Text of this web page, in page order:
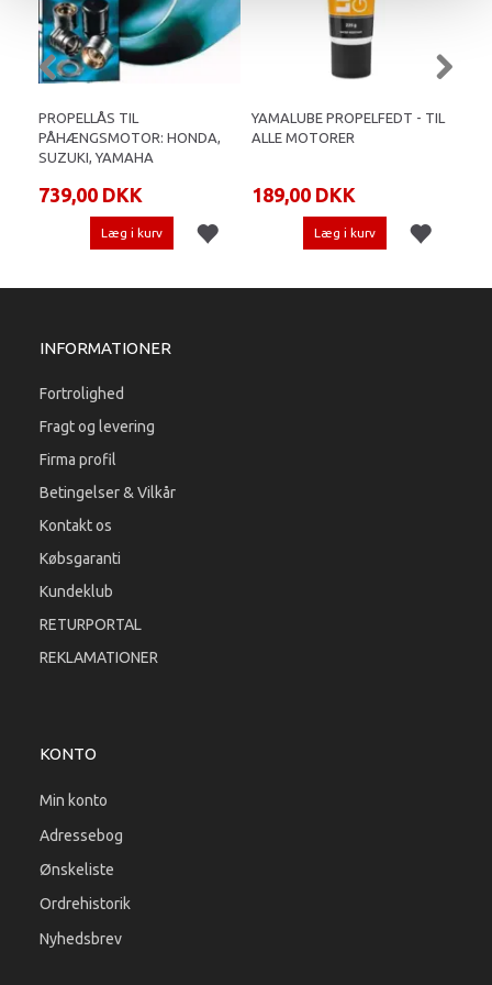
PROPELLÅS TIL
PÅHÆNGSMOTOR: HONDA,
SUZUKI, YAMAHA
739,00 DKK
Læg i kurv
YAMALUBE PROPELFEDT - TIL
ALLE MOTORER
189,00 DKK
Læg i kurv
INFORMATIONER
Fortrolighed
Fragt og levering
Firma profil
Betingelser & Vilkår
Kontakt os
Købsgaranti
Kundeklub
RETURPORTAL
REKLAMATIONER
KONTO
Min konto
Adressebog
Ønskeliste
Ordrehistorik
Nyhedsbrev